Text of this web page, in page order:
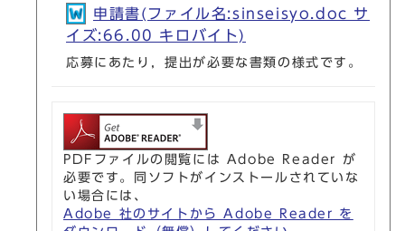
申請書(ファイル名:sinseisyo.doc サ
イズ:66.00 キロバイト)
応募にあたり，提出が必要な書類の様式です。
PDFファイルの閲覧には Adobe Reader が
必要です。同ソフトがインストールされていな
い場合には、
Adobe 社のサイトから Adobe Reader を